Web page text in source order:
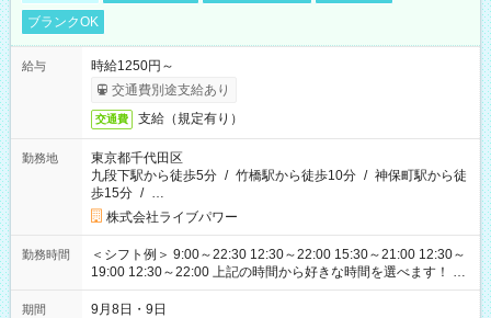
ブランクOK
給与
時給1250円～
交通費別途支給あり
交通費 支給（規定有り）
勤務地
東京都千代田区
九段下駅から徒歩5分 / 竹橋駅から徒歩10分 / 神保町駅から徒
歩15分 / …
株式会社ライブパワー
勤務時間
＜シフト例＞ 9:00～22:30 12:30～22:00 15:30～21:00 12:30～
19:00 12:30～22:00 上記の時間から好きな時間を選べます！ ※
時間は変更となる可能性があります
期間 9月8日・9日